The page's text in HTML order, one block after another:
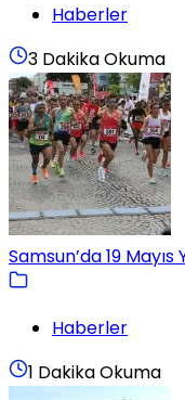
Haberler
3 Dakika Okuma
Samsun’da 19
Haberler
1 Dakika Okuma